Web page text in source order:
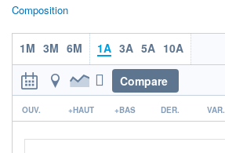
CATÉGORIE MORNINGSTAR
Actions France Grandes
FONDS PARTENAIRES
TARIFS PRIVILÉGIÉS 0%
PEA PEA-PME BOURSOVIE LUX
Composition
1M 3M 6M 1A 3A 5A 10A
Compare
r
OUV. +HAUT +BAS DER. VAR.